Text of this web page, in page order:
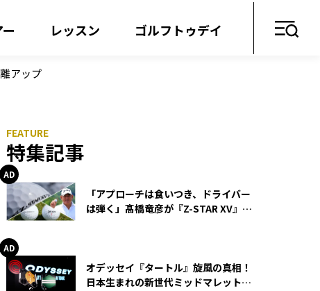
レッスン ゴルフトゥデイ
アップ
特集記事
「アプローチは食いつき、ドライバー
は弾く」髙橋竜彦が『Z-STAR XV』を
オデッセイ『タートル』旋風の真相！
日本生まれの新世代ミッドマレットが